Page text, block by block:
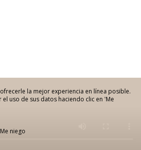
la mejor experiencia en línea posible.
uso de sus datos haciendo clic en 'Me
Me niego